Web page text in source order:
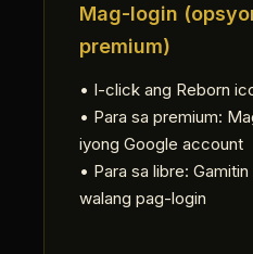
Mag-login
premium)
• I-click ang Reborn
• Para sa premium:
iyong Google account
• Para sa libre:
walang pag-login